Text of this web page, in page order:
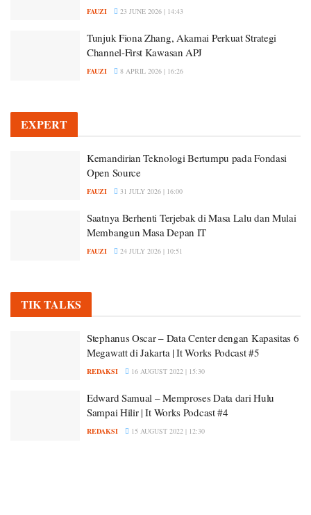
FAUZI 23 JUNE 2026 | 14:43
Tunjuk Fiona Zhang, Akamai Perkuat Strategi
Channel-First Kawasan APJ
FAUZI 8 APRIL 2026 | 16:26
EXPERT
Kemandirian Teknologi Bertumpu pada Fondasi
Open Source
FAUZI 31 JULY 2026 | 16:00
Saatnya Berhenti Terjebak di Masa Lalu dan Mulai
Membangun Masa Depan IT
FAUZI 24 JULY 2026 | 10:51
TIK TALKS
Stephanus Oscar – Data Center dengan Kapasitas 6
Megawatt di Jakarta | It Works Podcast #5
REDAKSI 16 AUGUST 2022 | 15:30
Edward Samual – Memproses Data dari Hulu
Sampai Hilir | It Works Podcast #4
REDAKSI 15 AUGUST 2022 | 12:30